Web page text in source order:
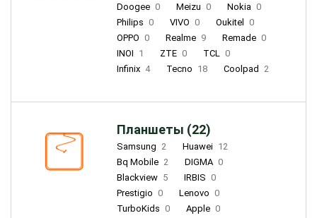
Doogee 0 Meizu 0 Nokia 0
Philips 0 VIVO 0 Oukitel
0
OPPO 0 Realme 9 Remade 0
INOI 1 ZTE 0 TCL 0
Infinix 4 Tecno 18 Coolpad 2
Планшеты (22)
Samsung 2 Huawei 12
Bq Mobile 2 DIGMA 0
Blackview 5 IRBIS 0
Prestigio 0 Lenovo 0
TurboKids 0 Apple 0